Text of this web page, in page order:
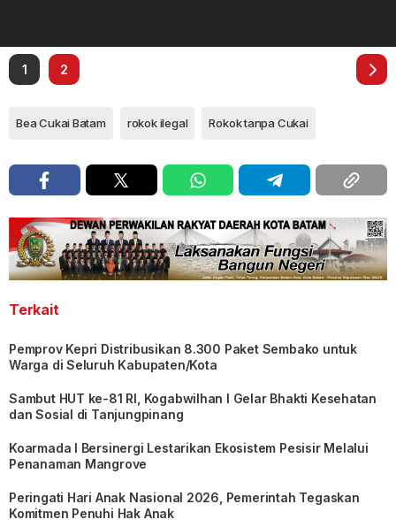
1 2
Bea Cukai Batam rokok ilegal Rokok tanpa Cukai
Terkait
Pemprov Kepri Distribusikan 8.300 Paket Sembako untuk
Warga di Seluruh Kabupaten/Kota
Sambut HUT ke-81 RI, Kogabwilhan I Gelar Bhakti Kesehatan
dan Sosial di Tanjungpinang
Koarmada I Bersinergi Lestarikan Ekosistem Pesisir Melalui
Penanaman Mangrove
Peringati Hari Anak Nasional 2026, Pemerintah Tegaskan
Komitmen Penuhi Hak Anak